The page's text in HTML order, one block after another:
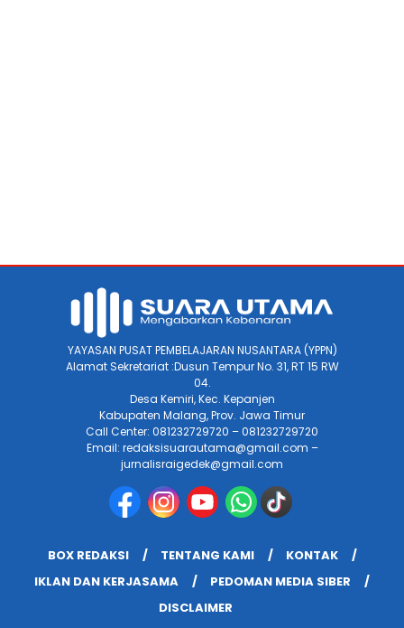
YAYASAN PUSAT PEMBELAJARAN NUSANTARA (YPPN)
Alamat Sekretariat :Dusun Tempur No. 31, RT 15 RW
04.
Desa Kemiri, Kec. Kepanjen
Kabupaten Malang, Prov. Jawa Timur
Call Center: 081232729720 – 081232729720
Email: redaksisuarautama@gmail.com –
jurnalisraigedek@gmail.com
BOX REDAKSI TENTANG KAMI
KONTAK
IKLAN DAN KERJASAMA
PEDOMAN MEDIA SIBER
DISCLAIMER